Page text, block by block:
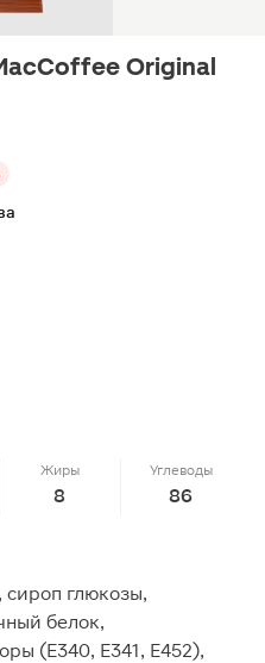
Original
Жиры
8
Углеводы
86
сироп глюкозы,
белок,
(Е340, Е341, Е452),